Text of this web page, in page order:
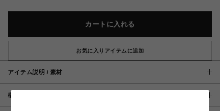
カートに入れる
お気に入りアイテムに追加
アイテム説明 / 素材
概要